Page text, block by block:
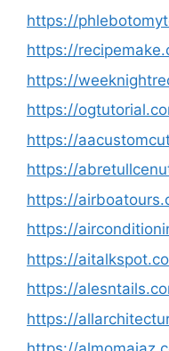
https://
https://
https://
https://
https://
https://
https://
https://
https://
https://
https://